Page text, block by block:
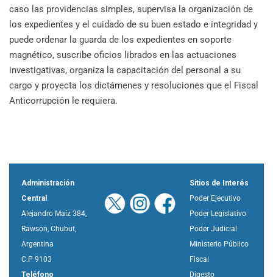
caso las providencias simples, supervisa la organización de
los expedientes y el cuidado de su buen estado e integridad y
puede ordenar la guarda de los expedientes en soporte
magnético, suscribe oficios librados en las actuaciones
investigativas, organiza la capacitación del personal a su
cargo y proyecta los dictámenes y resoluciones que el Fiscal
Anticorrupción le requiera.
Administración
Central
Alejandro Maíz 384,
Rawson, Chubut,
Argentina
C.P 9103
Teléfono
Sitios de Interés
Poder Ejecutivo
Poder Legislativo
Poder Judicial
Ministerio Público
Fiscal
Digesto